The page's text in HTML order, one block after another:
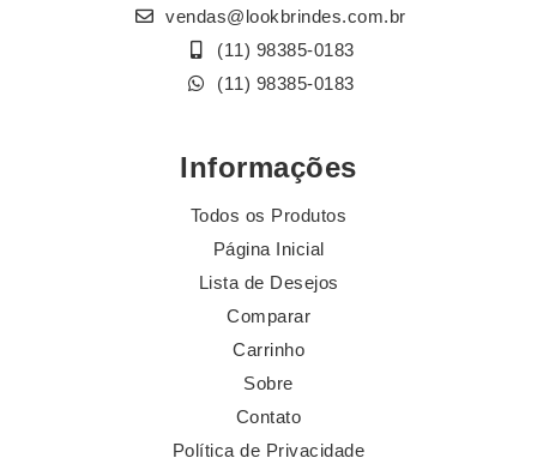
vendas@lookbrindes.com.br
(11) 98385-0183
(11) 98385-0183
Informações
Todos os Produtos
Página Inicial
Lista de Desejos
Comparar
Carrinho
Sobre
Contato
Política de Privacidade